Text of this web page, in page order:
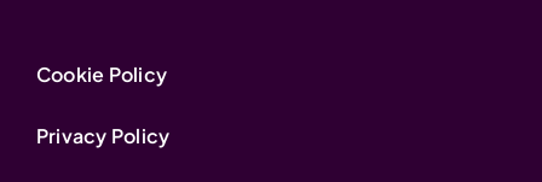
Cookie Policy
Privacy Policy